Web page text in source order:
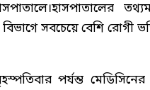
সবচেয়ে বেশি রোগী
পর্যন্ত মেডিসিনের